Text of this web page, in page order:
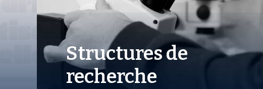
Structures de
recherche